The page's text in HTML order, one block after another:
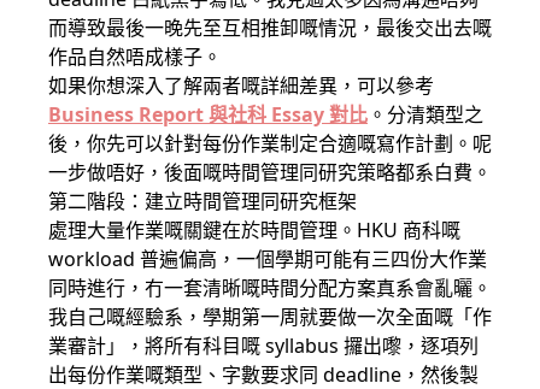
而導致最後一晚先至互相推卸嘅情況，最後交出去嘅
作品自然唔成樣子。
如果你想深入了解兩者嘅詳細差異，可以參考
Business Report 與社科 Essay 對比 。分清類型之
後，你先可以針對每份作業制定合適嘅寫作計劃。呢
一步做唔好，後面嘅時間管理同研究策略都系白費。
第二階段：建立時間管理同研究框架
處理大量作業嘅關鍵在於時間管理。HKU 商科嘅
workload 普遍偏高，一個學期可能有三四份大作業
同時進行，冇一套清晰嘅時間分配方案真系會亂曬。
我自己嘅經驗系，學期第一周就要做一次全面嘅「作
業審計」，將所有科目嘅 syllabus 攞出嚟，逐項列
出每份作業嘅類型、字數要求同 deadline，然後製